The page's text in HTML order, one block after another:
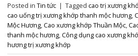
Posted in Tin tức | Tagged cao trị xương
cao uống trị xương khớp thanh mộc hương,
Mộc Hương,Cao xương khớp Thuần Mộc,
thanh mộc hương,Công dụng cao xương
hương trị xương khớp